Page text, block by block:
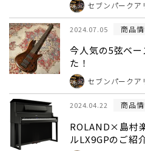
セブンパークア
2024.07.05 商品
今人気の5弦ベ
た！
セブンパークア
2024.04.22 商品
ROLAND×島村
ルLX9GPのご紹